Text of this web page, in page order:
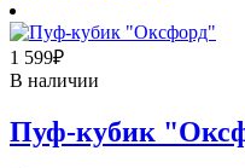
1 599₽
В наличии
Пуф-кубик